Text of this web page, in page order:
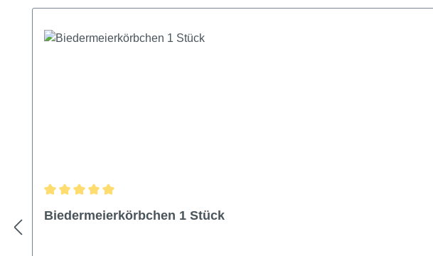
Durchschnittliche Bewertung von 5 von 5 Sternen
Biedermeierkörbchen 1 Stück